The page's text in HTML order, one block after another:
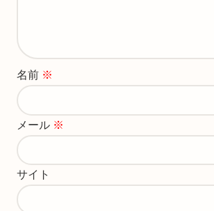
名前 ※
メール ※
サイト